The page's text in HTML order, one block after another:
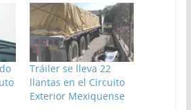
Tráiler se lleva 22
llantas en el Circuito
Exterior Mexiquense